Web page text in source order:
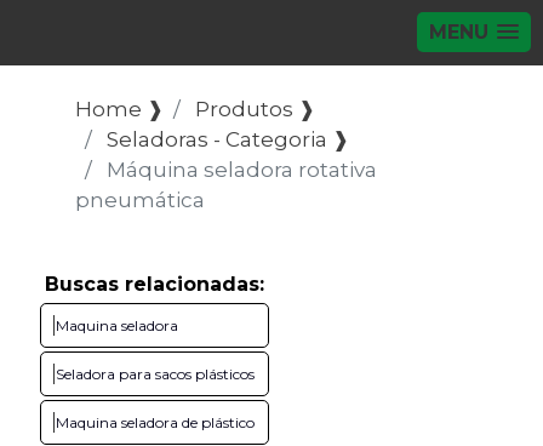
MENU
Home ❱
Produtos ❱
Seladoras - Categoria ❱
Máquina seladora rotativa
pneumática
Buscas relacionadas:
Maquina seladora
Seladora para sacos plásticos
Maquina seladora de plástico